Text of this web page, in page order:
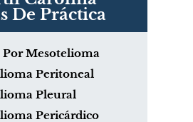
De Práctica
Mesotelioma
Peritoneal
Pleural
Pericárdico